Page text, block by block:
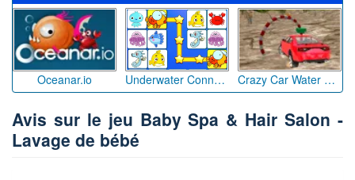
Oceanar.io Underwater Connect Crazy Car Water Surfing Race
Avis sur le jeu Baby Spa & Hair Salon -
Lavage de bébé